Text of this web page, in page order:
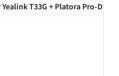
T33G + Platora Pro-D